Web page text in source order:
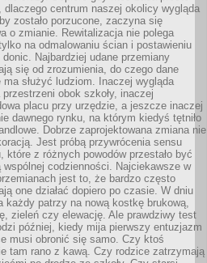
dlaczego centrum naszej okolicy wygląda
zostało porzucone, zaczyna się
o zmianie. Rewitalizacja nie polega
na odmalowaniu ścian i postawieniu
donic. Najbardziej udane przemiany
się od zrozumienia, do czego dane
ma służyć ludziom. Inaczej wygląda
przestrzeni obok szkoły, inaczej
placu przy urzędzie, a jeszcze inaczej
dawnego rynku, na którym kiedyś tętniło
Dobrze zaprojektowana zmiana nie
Jest próbą przywrócenia sensu
które z różnych powodów przestało być
wspólnej codzienności. Najciekawsze w
jest to, że bardzo często
one działać dopiero po czasie. W dniu
każdy patrzy na nową kostkę brukową,
zieleń czy elewację. Ale prawdziwy test
później, kiedy mija pierwszy entuzjazm
musi obronić się samo. Czy ktoś
tam rano z kawą. Czy rodzice zatrzymają